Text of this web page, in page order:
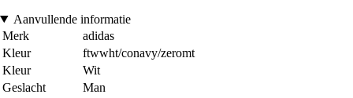
Aanvullende informatie
Merk
adidas
Kleur
ftwwht/conavy/zeromt
Kleur
Wit
Geslacht
Man